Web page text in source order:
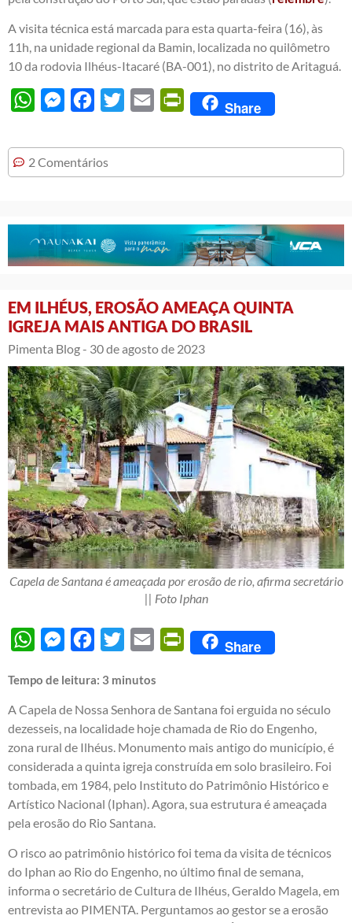
A visita técnica está marcada para esta quarta-feira (16), às
11h, na unidade regional da Bamin, localizada no quilômetro
10 da rodovia Ilhéus-Itacaré (BA-001), no distrito de Aritaguá.
WhatsAppMessengerFacebook
Twitter Email PrintFriendly
Share
2 Comentários
EM ILHÉUS, EROSÃO AMEAÇA QUINTA
IGREJA MAIS ANTIGA DO BRASIL
Pimenta Blog - 30 de agosto de 2023
Capela de Santana é ameaçada por erosão de rio, afirma secretário
|| Foto Iphan
WhatsAppMessengerFacebook
Twitter Email PrintFriendly
Share
Tempo de leitura: 3 minutos
A Capela de Nossa Senhora de Santana foi erguida no século
dezesseis, na localidade hoje chamada de Rio do Engenho,
zona rural de Ilhéus. Monumento mais antigo do município, é
considerada a quinta igreja construída em solo brasileiro. Foi
tombada, em 1984, pelo Instituto do Patrimônio Histórico e
Artístico Nacional (Iphan). Agora, sua estrutura é ameaçada
pela erosão do Rio Santana.
O risco ao patrimônio histórico foi tema da visita de técnicos
do Iphan ao Rio do Engenho, no último final de semana,
informa o secretário de Cultura de Ilhéus, Geraldo Magela, em
entrevista ao PIMENTA. Perguntamos ao gestor se a erosão